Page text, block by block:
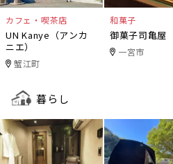
カフェ・喫茶店
UN Kanye（アンカ
ニエ）
蟹江町
和菓子
御菓子司亀屋
一宮市
暮らし